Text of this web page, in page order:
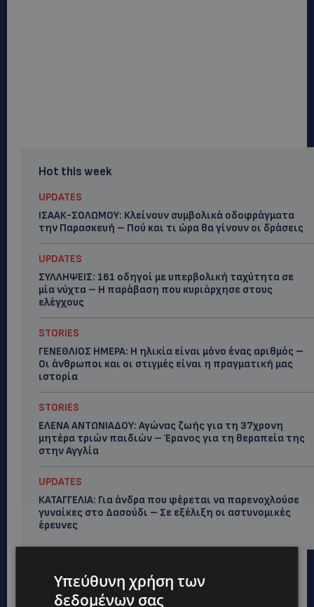
Hot this week
UPDATES
ΙΣΑΑΚ-ΣΟΛΩΜΟΥ: Κλείνουν συμβολικά οδοφράγματα
την Παρασκευή – Πού και τι ώρα θα γίνουν οι δράσεις
UPDATES
ΣΥΛΛΗΨΕΙΣ: 161 οδηγοί με υπερβολική ταχύτητα σε
μία νύχτα – Η παράβαση που κυριάρχησε στους
ελέγχους
STORIES
ΓΕΝΕΘΛΙΟΣ ΗΜΕΡΑ: Η ηλικία είναι μόνο ένας αριθμός –
Οι άνθρωποι και οι στιγμές είναι η πραγματική μας
ιστορία
STORIES
ΕΛΕΝΑ ΑΝΤΩΝΙΑΔΟΥ: Αγώνας ζωής για τη 37χρονη
μητέρα τριών παιδιών – Έρανος για τη θεραπεία της
στην Αγγλία
UPDATES
ΚΑΤΑΓΓΕΛΙΑ: Για άνδρα που φέρεται να παρενοχλούσε
γυναίκες στο Δασούδι – Σε εξέλιξη οι αστυνομικές
έρευνες
Υπεύθυνη χρήση των
δεδομένων σας